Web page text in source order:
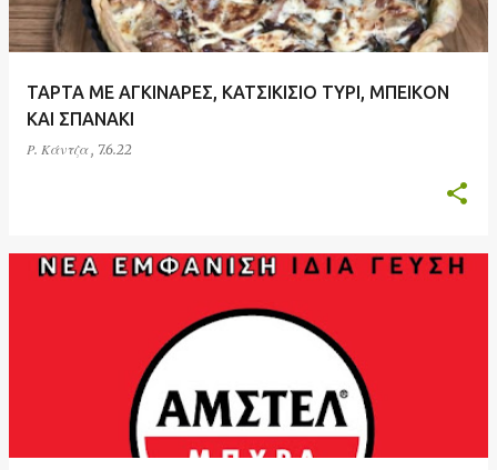
ΤΑΡΤΑ ΜΕ ΑΓΚΙΝΑΡΕΣ, ΚΑΤΣΙΚΙΣΙΟ ΤΥΡΙ, ΜΠΕΙΚΟΝ
ΚΑΙ ΣΠΑΝΑΚΙ
Ρ. Κάντζα , 7.6.22